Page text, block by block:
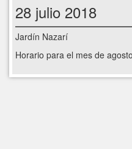
28 julio 2018
Jardín Nazarí
Horario para el mes de